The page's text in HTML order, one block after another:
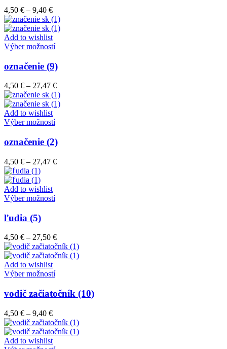
Možnosti
si
môžete
vybrať
na
stránke
produktu.
4,50 € – 9,40 €Price
range:
4,50 €
through
9,40 €
Add to wishlist
Výber možnostíTento
má
viacero
variantov.
Možnosti
si
môžete
vybrať
na
stránke
produktu.
označenie (9)
4,50 € – 27,47 €Price
range:
4,50 €
Add to wishlist
Výber možnostíTento
má
viacero
variantov.
Možnosti
vybrať
na
označenie (2)
4,50 € – 27,47 €Price
Add to wishlist
Výber možnostíTento
variantov.
Možnosti
si
môžete
vybrať
na
stránke
produktu.
ľudia (5)
4,50 € – 27,50 €Price
range:
4,50 €
Add to wishlist
Výber možnostíTento
má
viacero
Možnosti
si
môžete
vybrať
vodič začiatočník (10)
4,50 € – 9,40 €Price
range:
4,50 €
through
Add to wishlist